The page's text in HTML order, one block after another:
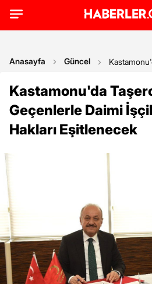
Anasayfa Güncel
Kastamonu'da
Geçenlerle Daimi
Hakları Eşitlenecek